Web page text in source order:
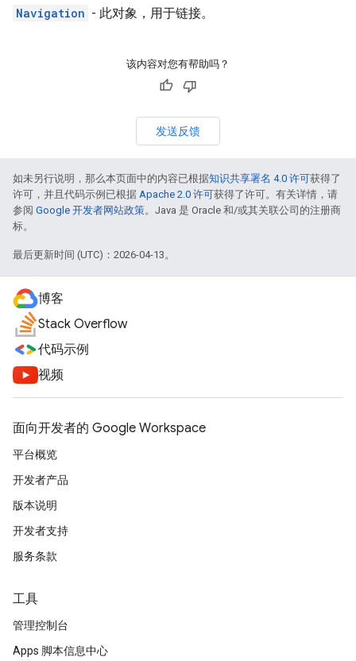
Navigation - 此对象，用于链接。
该内容对您有帮助吗？
发送反馈
如未另行说明，那么本页面中的内容已根据知识共享署名 4.0 许可获得了
许可，并且代码示例已根据 Apache 2.0 许可获得了许可。有关详情，请
参阅 Google 开发者网站政策。Java 是 Oracle 和/或其关联公司的注册商
标。
最后更新时间 (UTC)：2026-04-13。
博客
Stack Overflow
代码示例
视频
面向开发者的 Google Workspace
平台概览
开发者产品
版本说明
开发者支持
服务条款
工具
管理控制台
Apps 脚本信息中心